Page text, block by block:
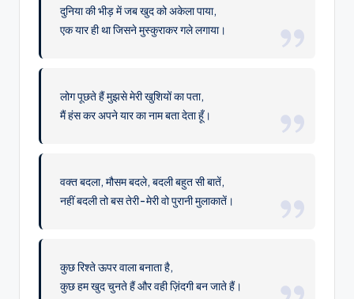
दुनिया की भीड़ में जब खुद को अकेला पाया,
एक यार ही था जिसने मुस्कुराकर गले लगाया।
लोग पूछते हैं मुझसे मेरी खुशियों का पता,
मैं हंस कर अपने यार का नाम बता देता हूँ।
वक्त बदला, मौसम बदले, बदली बहुत सी बातें,
नहीं बदली तो बस तेरी-मेरी वो पुरानी मुलाकातें।
कुछ रिश्ते ऊपर वाला बनाता है,
कुछ हम खुद चुनते हैं और वही ज़िंदगी बन जाते हैं।